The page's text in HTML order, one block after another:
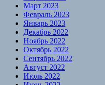
Март 2023
Февраль 2023
Январь 2023
Декабрь 2022
Ноябрь 2022
Октябрь 2022
Сентябрь 2022
Август 2022
Июль 2022